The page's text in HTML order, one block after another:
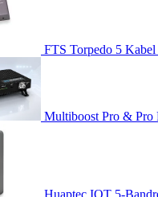
FTS Torpedo 5
Multiboost Pro & Pro